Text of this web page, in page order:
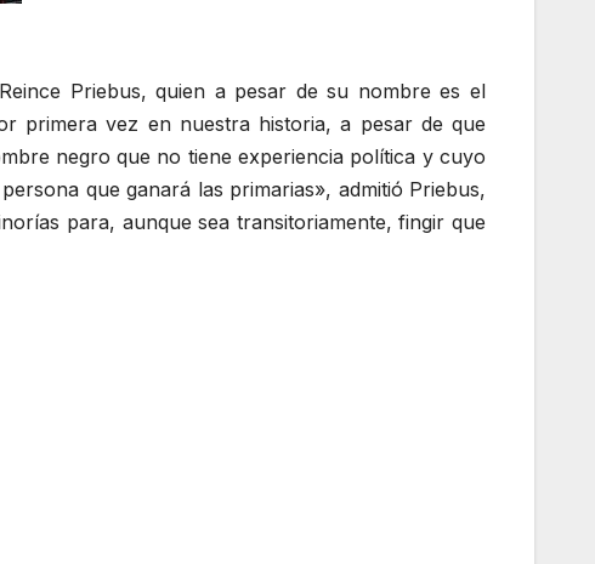
Priebus, quien a pesar de su nombre es el
primera vez en nuestra historia, a pesar de que
negro que no tiene experiencia política y cuyo
que ganará las primarias», admitió Priebus,
para, aunque sea transitoriamente, fingir que